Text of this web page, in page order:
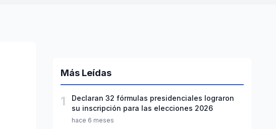
Más Leídas
1
Declaran 32 fórmulas presidenciales lograron
su inscripción para las elecciones 2026
hace 6 meses